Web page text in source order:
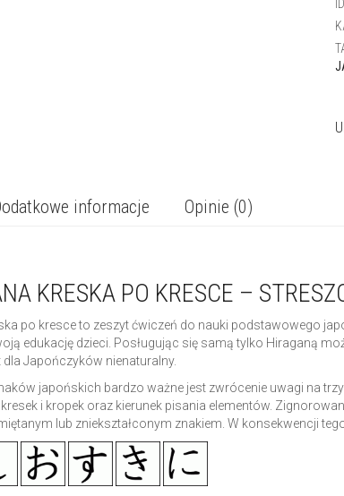
informacje Opinie (0)
KRESKA PO KRESCE –
po kresce to zeszyt ćwiczeń do nauki podstawowego
edukację dzieci. Posługując się samą tylko Hiraganą
dla Japończyków nienaturalny.
japońskich bardzo ważne jest zwrócenie uwagi na
i kropek oraz kierunek pisania elementów.
lub zniekształconym znakiem. W konsekwencji